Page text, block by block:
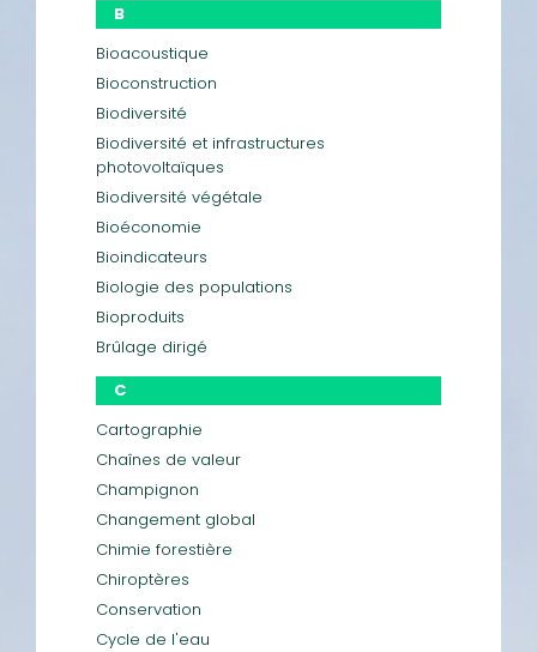
B
Bioacoustique
Bioconstruction
Biodiversité
Biodiversité et infrastructures
photovoltaïques
Biodiversité végétale
Bioéconomie
Bioindicateurs
Biologie des populations
Bioproduits
Brûlage dirigé
C
Cartographie
Chaînes de valeur
Champignon
Changement global
Chimie forestière
Chiroptères
Conservation
Cycle de l'eau